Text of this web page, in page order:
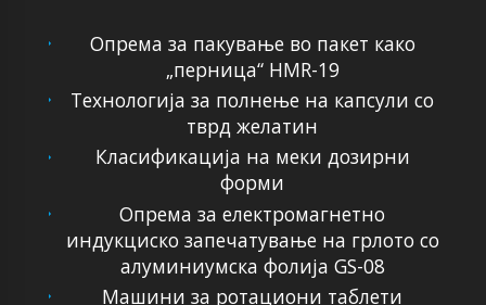
Опрема за пакување во пакет како
„перница“ HMR-19
Технологија за полнење на капсули со
тврд желатин
Класификација на меки дозирни
форми
Опрема за електромагнетно
индукциско запечатување на грлото со
алуминиумска фолија GS-08
Машини за ротациони таблети